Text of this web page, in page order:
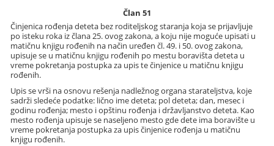
Član 51
Činjenica rođenja deteta bez roditeljskog staranja koja se prijavljuje
po isteku roka iz člana 25. ovog zakona, a koju nije moguće upisati u
matičnu knjigu rođenih na način uređen čl. 49. i 50. ovog zakona,
upisuje se u matičnu knjigu rođenih po mestu boravišta deteta u
vreme pokretanja postupka za upis te činjenice u matičnu knjigu
rođenih.
Upis se vrši na osnovu rešenja nadležnog organa starateljstva, koje
sadrži sledeće podatke: lično ime deteta; pol deteta; dan, mesec i
godinu rođenja; mesto i opštinu rođenja i državljanstvo deteta. Kao
mesto rođenja upisuje se naseljeno mesto gde dete ima boravište u
vreme pokretanja postupka za upis činjenice rođenja u matičnu
knjigu rođenih.